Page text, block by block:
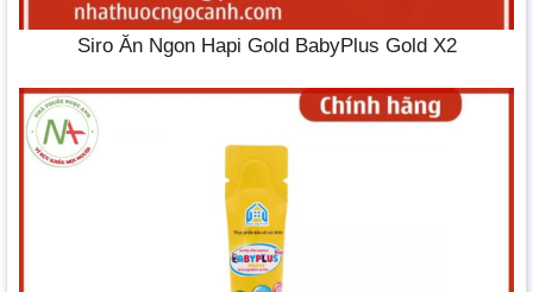
Siro Ăn Ngon Hapi Gold BabyPlus Gold X2